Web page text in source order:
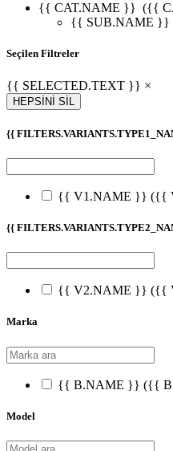
{{ CAT.NAME }} ({{
{{ SUB.NAME }}
Seçilen Filtreler
{{ SELECTED.TEXT }} ×
HEPSİNİ SİL
{{
{{ V1.NAME }} ({{
{{
{{ V2.NAME }} ({{
Marka
{{ B.NAME }} ({{
Model